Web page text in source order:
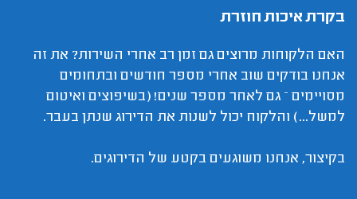
בקרת איכות חוזרת
האם הלקוחות מרוצים גם זמן רב אחרי השירות? את זה
אנחנו בודקים שוב אחרי מספר חודשים ובתחומים
מסויימים – גם לאחר מספר שנים! (בשיפוצים ואיטום
למשל...) והלקוח יכול לשנות את הדירוג שנתן בעבר.
בקיצור, אנחנו משוגעים בקטע של הדירוגים.